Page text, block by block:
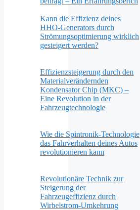
Kann die Effizienz deines
HHO-Generators durch
Strömungsoptimierung wirklich
gesteigert werden?
Effizienzsteigerung durch den
Materialverändernden
Kondensator Chip (MKC) –
Eine Revolution in der
Fahrzeugtechnologie
Wie die Spintronik-Technologie
das Fahrverhalten deines Autos
revolutionieren kann
Revolutionäre Technik zur
Steigerung der
Fahrzeugeffizienz durch
Wirbelstrom-Umkehrung